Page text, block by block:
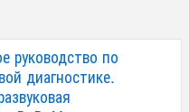
руководство по
диагностике.